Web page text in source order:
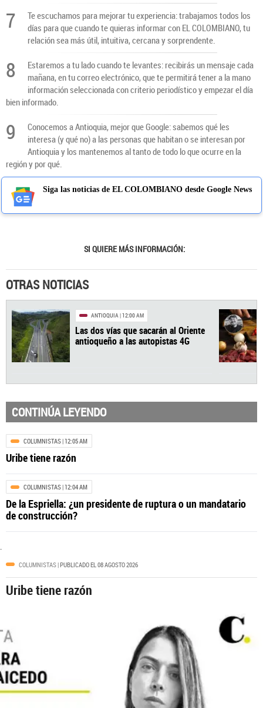
7
Te escuchamos para mejorar tu experiencia: trabajamos todos los
días para que cuando te quieras informar con EL COLOMBIANO, tu
relación sea más útil, intuitiva, cercana y sorprendente.
8
Estaremos a tu lado cuando te levantes: recibirás un mensaje cada
mañana, en tu correo electrónico, que te permitirá tener a la mano
información seleccionada con criterio periodístico y empezar el día
bien informado.
9
Conocemos a Antioquia, mejor que Google: sabemos qué les
interesa (y qué no) a las personas que habitan o se interesan por
Antioquia y los mantenemos al tanto de todo lo que ocurre en la
región y por qué.
Siga las noticias de EL COLOMBIANO desde Google News
SI QUIERE MÁS INFORMACIÓN:
OTRAS NOTICIAS
ANTIOQUIA | 12:00 AM
antioqueño a las autopistas 4G
CONTINÚA LEYENDO
COLUMNISTAS| 12:05 AM
Uribe tiene razón
COLUMNISTAS| 12:04 AM
De la Espriella: ¿un presidente de ruptura o un mandatario
de construcción?
COLUMNISTAS| PUBLICADO EL 08 AGOSTO 2026
Uribe tiene razón